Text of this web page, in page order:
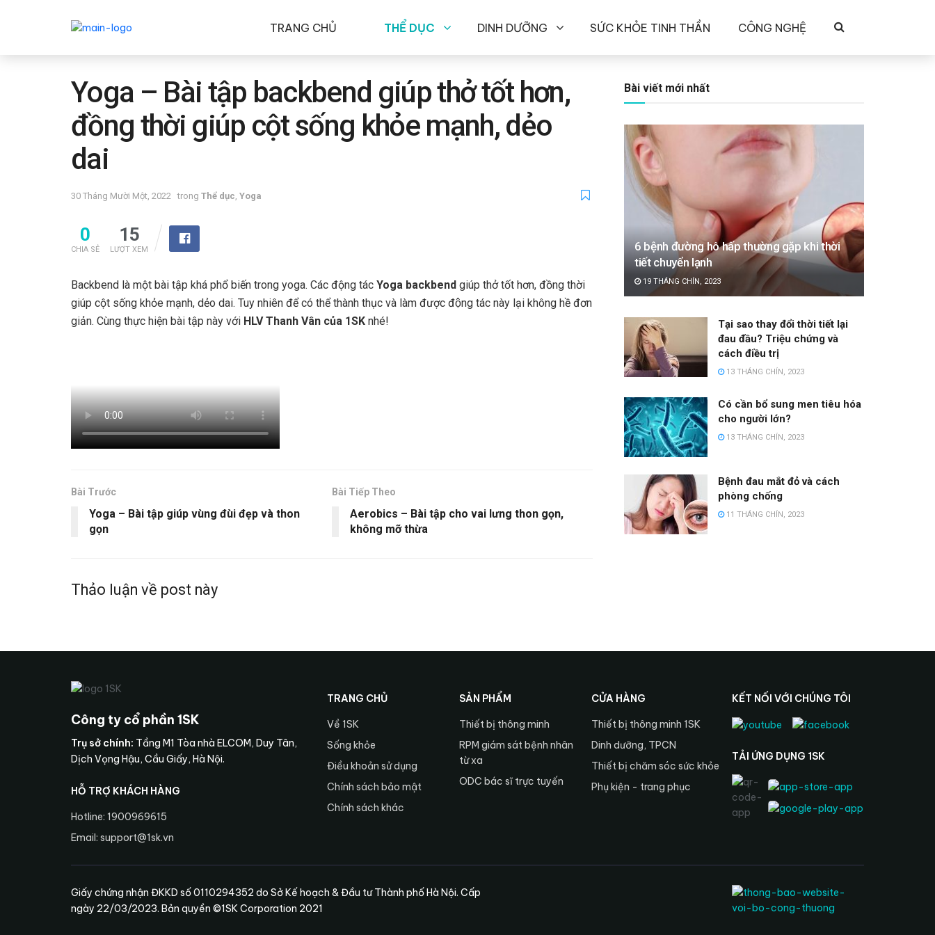
TRANG CHỦ THỂ DỤC DINH DƯỠNG SỨC KHỎE TINH THẦN CÔNG NGHỆ
Yoga – Bài tập backbend giúp thở tốt hơn,
đồng thời giúp cột sống khỏe mạnh, dẻo
dai
30 Tháng Mười Một, 2022 trong Thể dục, Yoga
0
CHIA SẺ
15
LƯỢT XEM
Backbend là một bài tập khá phổ biến trong yoga. Các động tác Yoga backbend giúp thở tốt hơn, đồng thời
giúp cột sống khỏe mạnh, dẻo dai. Tuy nhiên để có thể thành thục và làm được động tác này lại không hề đơn
giản. Cùng thực hiện bài tập này với HLV Thanh Vân của 1SK nhé!
Bài Trước
Yoga – Bài tập giúp vùng đùi đẹp và thon
gọn
Bài Tiếp Theo
Aerobics – Bài tập cho vai lưng thon gọn,
không mỡ thừa
Thảo luận về post này
Bài viết mới nhất
6 bệnh đường hô hấp thường gặp khi thời
tiết chuyển lạnh
19 THÁNG CHÍN, 2023
Tại sao thay đổi thời tiết lại
đau đầu? Triệu chứng và
cách điều trị
13 THÁNG CHÍN, 2023
Có cần bổ sung men tiêu hóa
cho người lớn?
13 THÁNG CHÍN, 2023
Bệnh đau mắt đỏ và cách
phòng chống
11 THÁNG CHÍN, 2023
Công ty cổ phần 1SK
Trụ sở chính: Tầng M1 Tòa nhà ELCOM, Duy Tân,
Dịch Vọng Hậu, Cầu Giấy, Hà Nội.
HỖ TRỢ KHÁCH HÀNG
Hotline: 1900969615
Email: support@1sk.vn
TRANG CHỦ
Về 1SK
Sống khỏe
Điều khoản sử dụng
Chính sách bảo mật
Chính sách khác
SẢN PHẨM
Thiết bị thông minh
RPM giám sát bệnh nhân
từ xa
ODC bác sĩ trực tuyến
CỬA HÀNG
Thiết bị thông minh 1SK
Dinh dưỡng, TPCN
Thiết bị chăm sóc sức khỏe
Phụ kiện - trang phục
KẾT NỐI VỚI CHÚNG TÔI
TẢI ỨNG DỤNG 1SK
Giấy chứng nhận ĐKKD số 0110294352 do Sở Kế hoạch & Đầu tư Thành phố Hà Nội. Cấp
ngày 22/03/2023. Bản quyền ©1SK Corporation 2021